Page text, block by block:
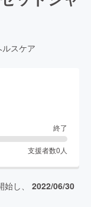
スケア
終了
支援者数0 人
始し、 2022/06/30